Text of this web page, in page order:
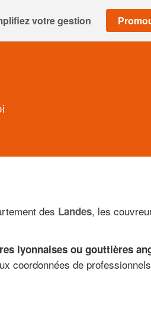
votre gestion
des Landes, les
lyonnaises ou gouttières
coordonnées de professionnels